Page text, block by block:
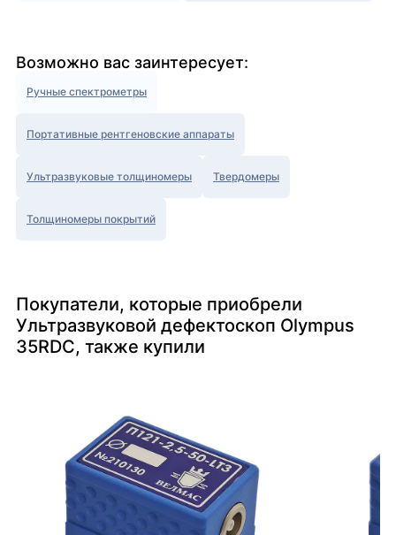
Возможно вас заинтересует:
Ручные спектрометры
Портативные рентгеновские аппараты
Ультразвуковые толщиномеры Твердомеры
Толщиномеры покрытий
Покупатели, которые приобрели
Ультразвуковой дефектоскоп Olympus
35RDC, также купили